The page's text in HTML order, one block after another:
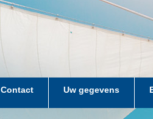
Contact Uw gegevens